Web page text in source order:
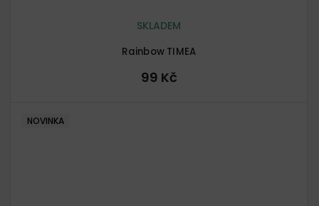
Rainbow TIMEA
SKLADEM
99 Kč
NOVINKA